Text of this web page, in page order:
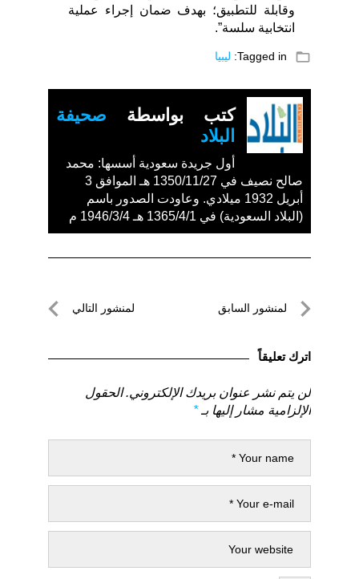
وقابلة للتطبيق؛ بهدف ضمان إجراء عملية
انتخابية سلسة”.
folder_open
Tagged in: ليبيا
كتب بواسطة صحيفة
البلاد
أول جريدة سعودية أسسها: محمد
صالح نصيف في 1350/11/27 هـ الموافق 3
أبريل 1932 ميلادي. وعاودت الصدور باسم
(البلاد السعودية) في 1365/4/1 هـ 1946/3/4 م
تصفّحلمنشور السابق
السابق
لمنشور التالي
اترك تعليقاً
لن يتم نشر عنوان بريدك الإلكتروني. الحقول
الإلزامية مشار إليها بـ*